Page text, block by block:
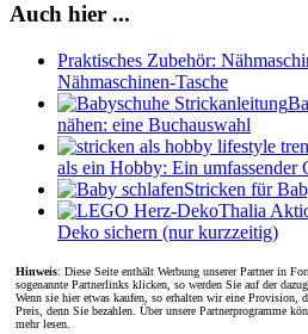
Auch hier ...
Praktisches Zubehör:
Nähmaschinen-Tasche
nähen: eine Buchauswahl
als ein Hobby: Ein umfassender
Stricken für
Thalia
Deko sichern (nur kurzzeitig)
Hinweis: Diese Seite enthält Werbung unserer Partner in
sogenannte Partnerlinks klicken, so werden Sie auf der
Wenn sie hier etwas kaufen, so erhalten wir eine Provision,
Preis, denn Sie bezahlen. Über unsere Partnerprogramme
mehr lesen.